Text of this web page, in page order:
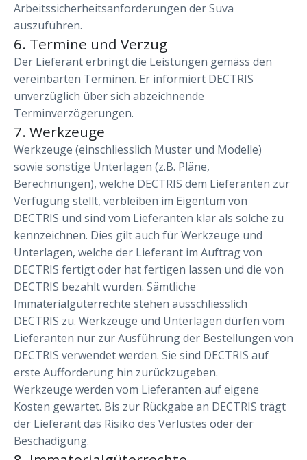
Arbeitssicherheitsanforderungen der Suva
auszuführen.
6. Termine und Verzug
Der Lieferant erbringt die Leistungen gemäss den
vereinbarten Terminen. Er informiert DECTRIS
unverzüglich über sich abzeichnende
Terminverzögerungen.
7. Werkzeuge
Werkzeuge (einschliesslich Muster und Modelle)
sowie sonstige Unterlagen (z.B. Pläne,
Berechnungen), welche DECTRIS dem Lieferanten zur
Verfügung stellt, verbleiben im Eigentum von
DECTRIS und sind vom Lieferanten klar als solche zu
kennzeichnen. Dies gilt auch für Werkzeuge und
Unterlagen, welche der Lieferant im Auftrag von
DECTRIS fertigt oder hat fertigen lassen und die von
DECTRIS bezahlt wurden. Sämtliche
Immaterialgüterrechte stehen ausschliesslich
DECTRIS zu. Werkzeuge und Unterlagen dürfen vom
Lieferanten nur zur Ausführung der Bestellungen von
DECTRIS verwendet werden. Sie sind DECTRIS auf
erste Aufforderung hin zurückzugeben.
Werkzeuge werden vom Lieferanten auf eigene
Kosten gewartet. Bis zur Rückgabe an DECTRIS trägt
der Lieferant das Risiko des Verlustes oder der
Beschädigung.